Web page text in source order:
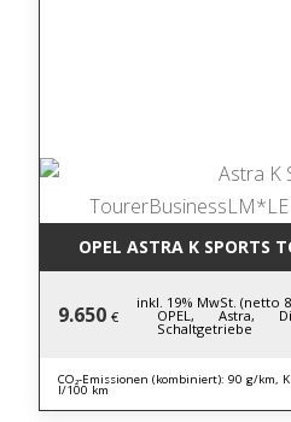
OPEL ASTRA K SPORTS
9.650 €
inkl. 19% MwSt. (netto
OPEL, Astra,
Schaltgetriebe
CO₂-Emissionen (kombiniert): 90 g/km,
l/100 km